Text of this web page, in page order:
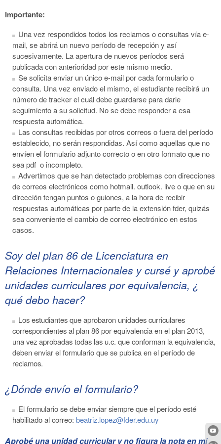
Importante:
Una vez respondidos todos los reclamos o consultas vía e-
mail, se abrirá un nuevo período de recepción y así
sucesivamente. La apertura de nuevos períodos será
publicada con anterioridad por este mismo medio.
Se solicita enviar un único e-mail por cada formulario o
consulta. Una vez enviado el mismo, el estudiante recibirá un
número de tracker el cuál debe guardarse para darle
seguimiento a su solicitud. No se debe responder a esa
respuesta automática.
Las consultas recibidas por otros correos o fuera del período
establecido, no serán respondidas. Así como aquellas que no
envíen el formulario adjunto correcto o en otro formato que no
sea pdf o incompleto.
Advertimos que se handetectado problemas con direcciones
de correos electrónicos como hotmail. outlook. live o que en su
dirección tengan puntos o guiones, a la hora de recibir
respuestas automáticas por parte de la extensión fder, quizás
sea conveniente el cambio de correo electrónico en estos
casos.
Soy del plan 86 de Licenciatura en
Relaciones Internacionales y cursé y aprobé
unidades curriculares por equivalencia, ¿
qué debo hacer?
Los estudiantes que aprobaron unidades curriculares
correspondientes al plan 86 por equivalencia en el plan 2013,
una vez aprobadas todas las u.c. que conforman la equivalencia,
deben enviar el formulario que se publica en el período de
reclamos.
¿Dónde envío el formulario?
El formulario se debe enviar siempre que el período esté
habilitado al correo: beatriz.lopez@fder.edu.uy
Aprobé una unidad curricular y no figura la nota en mi